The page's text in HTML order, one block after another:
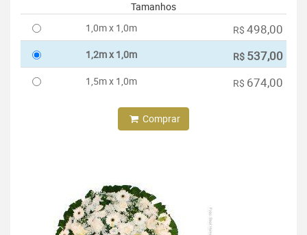
Tamanhos
1,0m x 1,0m
R$ 498,00
1,2m x 1,0m R$ 537,00
1,5m x 1,0m R$ 674,00
Comprar